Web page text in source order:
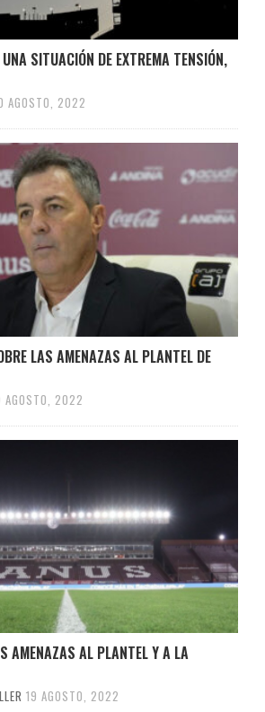
SITUACIÓN DE EXTREMA TENSIÓN,
AGOSTO, 2022
LAS AMENAZAS AL PLANTEL DE
AGOSTO, 2022
AMENAZAS AL PLANTEL Y A LA
19 AGOSTO, 2022